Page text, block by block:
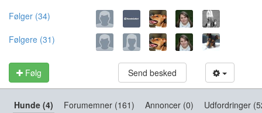
Følger (34)
Følgere (31)
Følg Send besked
Hunde (4) Forumemner (161) Annoncer (0) Udfordringer